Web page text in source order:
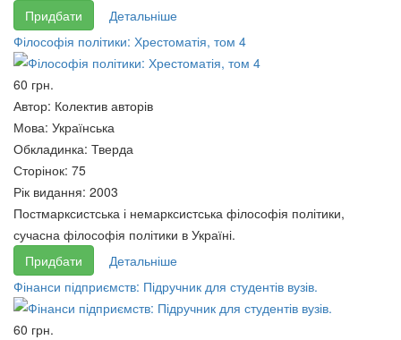
Придбати
Детальніше
Філософія політики: Хрестоматія, том 4
60 грн.
Автор: Колектив авторів
Мова: Українська
Обкладинка: Тверда
Сторінок: 75
Рік видання: 2003
Постмарксистська і немарксистська філософія політики,
сучасна філософія політики в Україні.
Придбати
Детальніше
Фінанси підприємств: Підручник для студентів вузів.
60 грн.